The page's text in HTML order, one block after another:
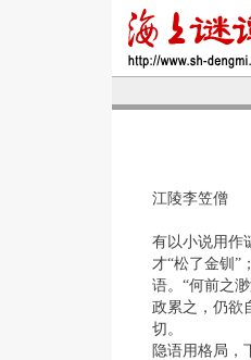
江陵李笠僧
有以小说用作
才“松了金钏”
语。“何前之
政累之，仍欲
切。
隐语用格局，